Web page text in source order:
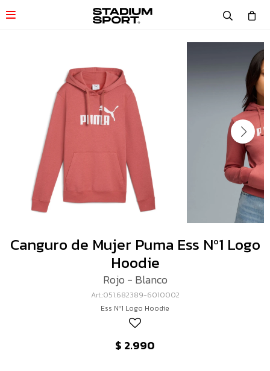

Canguro de Mujer Puma Ess Nº1 Logo
Hoodie
Rojo - Blanco
051.682389-6010002
Ess Nº1 Logo Hoodie
$ 2.990